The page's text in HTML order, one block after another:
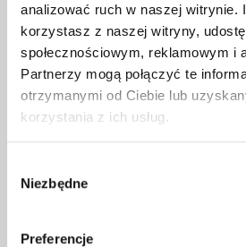
analizować ruch w naszej witrynie.
korzystasz z naszej witryny,
społecznościowym, reklamowym i
Partnerzy mogą połączyć te
otrzymanymi od Ciebie lub
korzystania z ich usług.
zgody
Niezbędne
Preferencje
LASKA DO
KAT. 32708
51,81 € netto
62,17 €brutto
Laska do rozwijania papy
nr kat.:32708 ZOBACZ
REFERENCJE